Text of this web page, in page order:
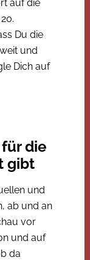
auf die
Du die
und
Dich auf
die
gibt
und
ab und an
vor
und auf
da